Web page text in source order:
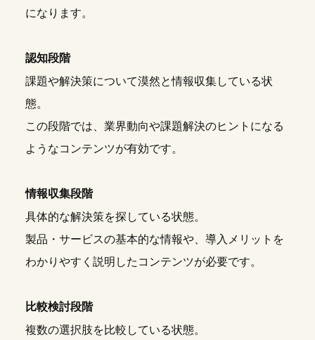
になります。
認知段階
課題や解決策について漠然と情報収集している状
態。
この段階では、業界動向や課題解決のヒントになる
ようなコンテンツが有効です。
情報収集段階
具体的な解決策を探している状態。
製品・サービスの基本的な情報や、導入メリットを
わかりやすく説明したコンテンツが必要です。
比較検討段階
複数の選択肢を比較している状態。